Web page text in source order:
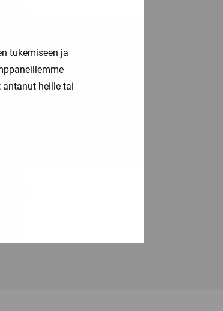
tukemiseen ja
heille tai
only -